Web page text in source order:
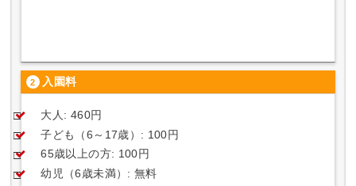
入園料
大人: 460円
子ども（6～17歳）: 100円
65歳以上の方: 100円
幼児（6歳未満）: 無料